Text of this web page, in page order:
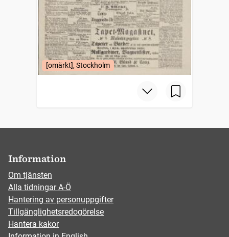
[omärkt], Stockholm
Information
Om tjänsten
Alla tidningar A-Ö
Hantering av personuppgifter
Tillgänglighetsredogörelse
Hantera kakor